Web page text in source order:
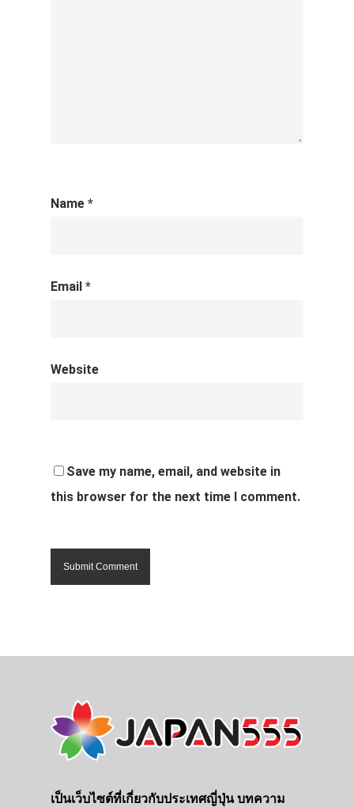
Name *
Email *
Website
Save my name, email, and website in
this browser for the next time I comment.
เป็นเว็บไซต์ที่เกี่ยวกับประเทศญี่ปุ่น บทความ